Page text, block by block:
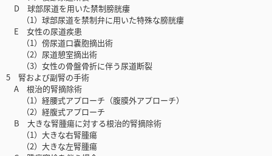
D 球部尿道を用いた禁制膀胱瘻
（1）球部尿道を禁制弁に用いた特殊な膀胱瘻
E 女性の尿道疾患
（1）傍尿道口嚢胞摘出術
（2）尿道憩室摘出術
（3）女性の骨盤骨折に伴う尿道断裂
5 腎および副腎の手術
A 根治的腎摘除術
（1）経腰式アプローチ（腹膜外アプローチ）
（2）経腹式アプローチ
B 大きな腎腫瘍に対する根治的腎摘除術
（1）大きな右腎腫瘍
（2）大きな左腎腫瘍